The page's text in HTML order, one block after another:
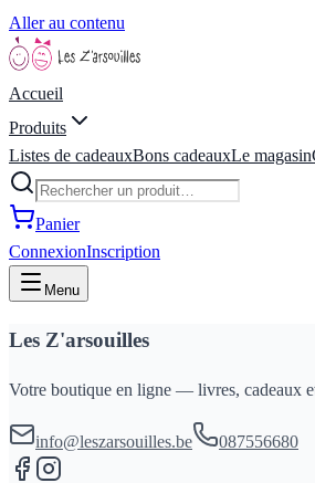
Aller au contenu
Accueil
Produits
Listes de cadeauxBons cadeauxLe magasin
Panier
ConnexionInscription
Menu
Les Z'arsouilles
Votre boutique en ligne — livres, cadeaux
info@leszarsouilles.be 087556680